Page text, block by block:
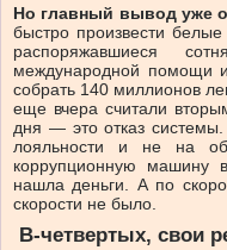
Но главный вывод уже
быстро произвести
распоряжавшиеся
международной помощи
собрать 140 миллионов
еще вчера считали
дня — это отказ
лояльности и не на
коррупционную машину
нашла деньги. А по
скорости не было.
В-четвертых, свои